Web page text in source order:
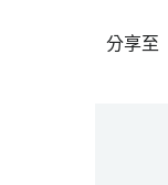
分享至